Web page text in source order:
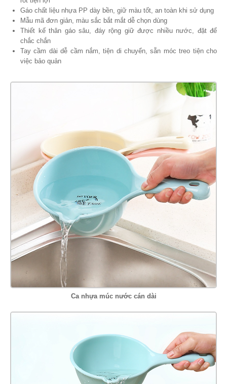
Gáo chất liệu nhựa PP dày bền, giữ màu tốt, an toàn khi sử dụng
Mẫu mã đơn giản, màu sắc bắt mắt dễ chọn dùng
Thiết kế thân gáo sâu, đáy rộng giữ được nhiều nước, đặt để
chắc chắn
Tay cầm dài dễ cầm nắm, tiện di chuyển, sẵn móc treo tiện cho
việc bảo quản
Ca nhựa múc nước cán dài